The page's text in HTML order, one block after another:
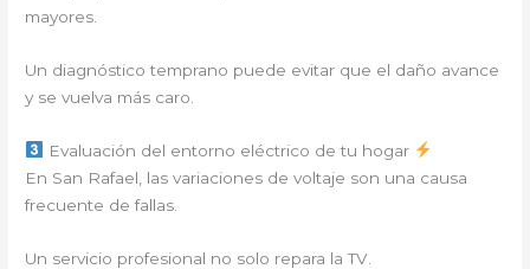
mayores.
Un diagnóstico temprano puede evitar que el daño avance
y se vuelva más caro.
Evaluación del entorno eléctrico de tu hogar
En San Rafael, las variaciones de voltaje son una causa
frecuente de fallas.
Un servicio profesional no solo repara la TV.